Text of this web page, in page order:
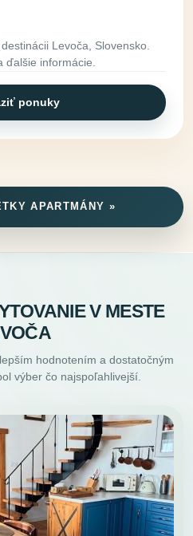
Levoča, Slovensko.
ďalšie informácie.
ponuky
APARTMÁNY »
V MESTE
hodnotením a dostatočným
výber čo najspoľahlivejší.